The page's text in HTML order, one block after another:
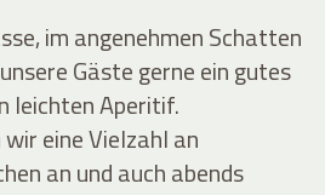
im angenehmen Schatten
Gäste gerne ein gutes
leichten Aperitif.
eine Vielzahl an
an und auch abends